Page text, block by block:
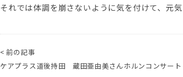
それでは体調を崩さないように気を付けて、元
< 前の記事
ケアプラス道後持田 蔵田亜由美さんホルンコンサート